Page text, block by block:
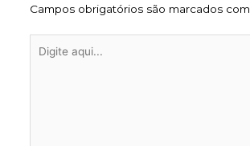
Campos obrigatórios são marcados com
aqui...